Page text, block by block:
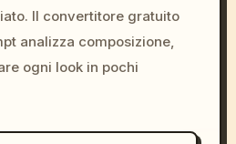
Il convertitore gratuito
analizza composizione,
ogni look in pochi